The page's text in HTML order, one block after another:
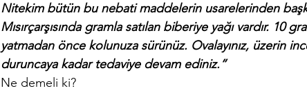
Nitekim bütün bu nebati maddelerin usarelerinden
Mısırçarşısında gramla satılan biberiye yağı vardır. 10
yatmadan önce kolunuza sürünüz. Ovalayınız, üzerin
duruncaya kadar tedaviye devam ediniz.”
Ne demeli ki?